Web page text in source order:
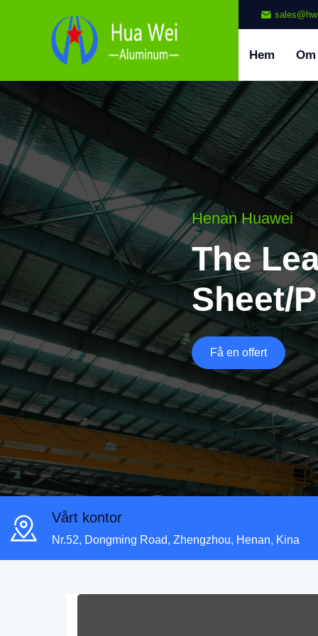
Hem Om
Henan Huawei
The
Sheet/
Få en offert
Vårt kontor
Nr.52, Dongming Road, Zhengzhou, Henan, Kina